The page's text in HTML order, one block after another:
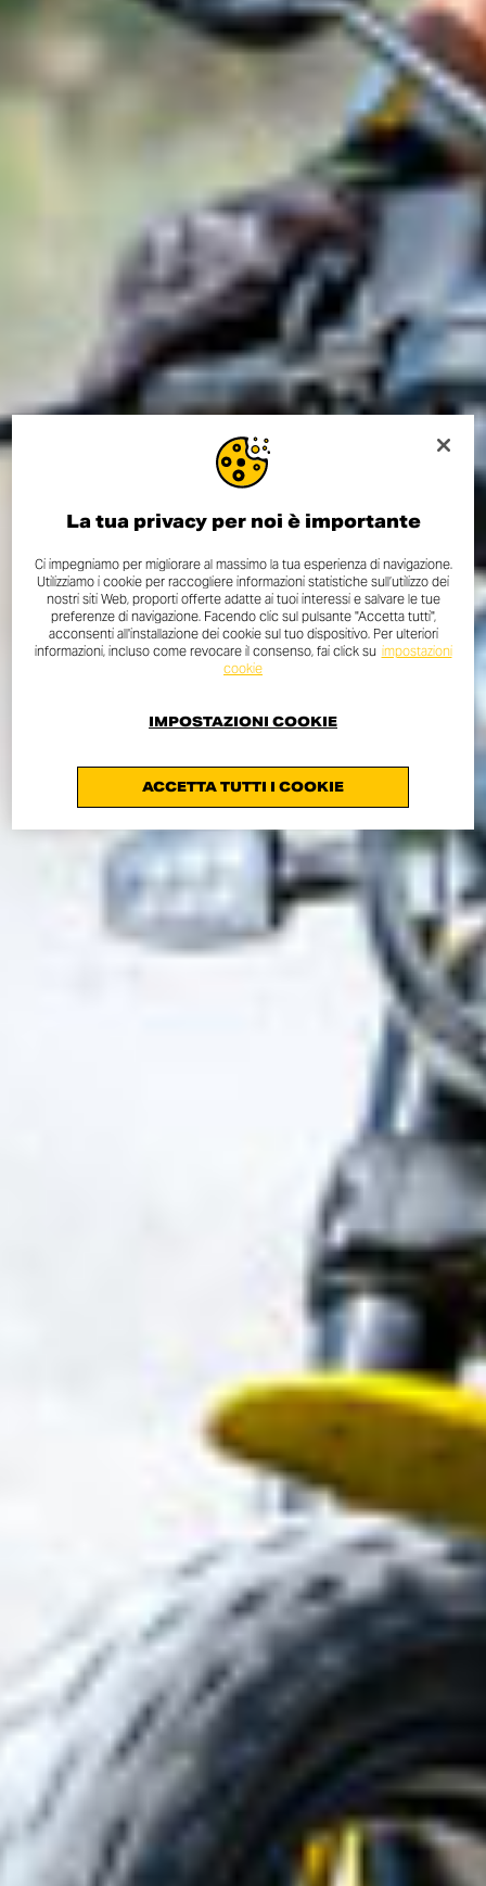
La tua privacy per noi è importante
Ci impegniamo per migliorare al massimo la tua esperienza di navigazione.
Utilizziamo i cookie per raccogliere informazioni statistiche sull’utilizzo dei
nostri siti Web, proporti offerte adatte ai tuoi interessi e salvare le tue
preferenze di navigazione. Facendo clic sul pulsante "Accetta tutti",
acconsenti all'installazione dei cookie sul tuo dispositivo. Per ulteriori
informazioni, incluso come revocare il consenso, fai click su impostazioni
cookie
ACCETTA TUTTI I COOKIE
IMPOSTAZIONI COOKIE